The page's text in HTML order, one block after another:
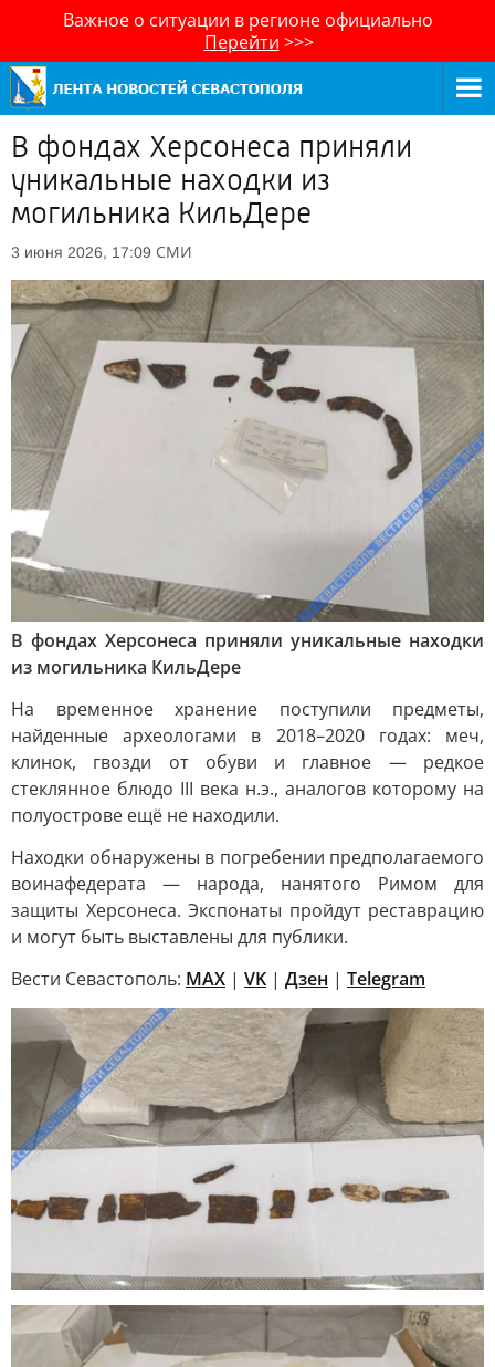
Важное о ситуации в регионе официально
Перейти >>>
В фондах Херсонеса приняли
уникальные находки из
могильника КильДере
3 июня 2026, 17:09 СМИ
В фондах Херсонеса приняли уникальные находки
из могильника КильДере
На временное хранение поступили предметы,
найденные археологами в 2018–2020 годах: меч,
клинок, гвозди от обуви и главное — редкое
стеклянное блюдо III века н.э., аналогов которому на
полуострове ещё не находили.
Находки обнаружены в погребении предполагаемого
воинафедерата — народа, нанятого Римом для
защиты Херсонеса. Экспонаты пройдут реставрацию
и могут быть выставлены для публики.
Вести Севастополь: MAX | VK | Дзен | Telegram